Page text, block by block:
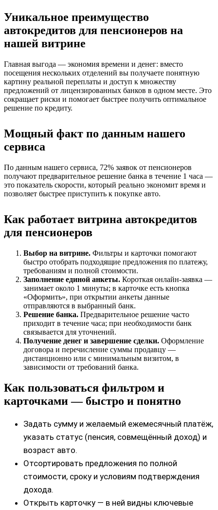
Уникальное преимущество
автокредитов для пенсионеров на
нашей витрине
Главная выгода — экономия времени и денег: вместо
посещения нескольких отделений вы получаете понятную
картину реальной переплаты и доступ к множеству
предложений от лицензированных банков в одном месте. Это
сокращает риски и помогает быстрее получить оптимальное
решение по кредиту.
Мощный факт по данным нашего
сервиса
По данным нашего сервиса, 72% заявок от пенсионеров
получают предварительное решение банка в течение 1 часа —
это показатель скорости, который реально экономит время и
позволяет быстрее приступить к покупке авто.
Как работает витрина автокредитов
для пенсионеров
Выбор на витрине. Фильтры и карточки помогают
быстро отобрать подходящие предложения по платежу,
требованиям и полной стоимости.
Заполнение единой анкеты. Короткая онлайн-заявка —
занимает около 1 минуты; в карточке есть кнопка
«Оформить», при открытии анкеты данные
отправляются в выбранный банк.
Решение банка. Предварительное решение часто
приходит в течение часа; при необходимости банк
связывается для уточнений.
Получение денег и завершение сделки. Оформление
договора и перечисление суммы продавцу —
дистанционно или с минимальным визитом, в
зависимости от требований банка.
Как пользоваться фильтром и
карточками — быстро и понятно
Задать сумму и желаемый ежемесячный платёж,
указать статус (пенсия, совмещённый доход) и
возраст авто.
Отсортировать предложения по полной
стоимости, сроку и условиям подтверждения
дохода.
Открыть карточку — в ней видны ключевые